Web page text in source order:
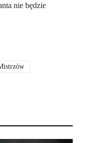
nie będzie